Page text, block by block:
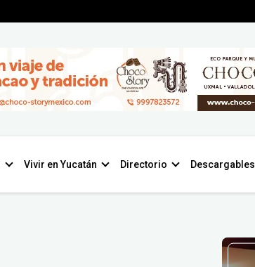
Vivir en Yucatán Directorio Descargables